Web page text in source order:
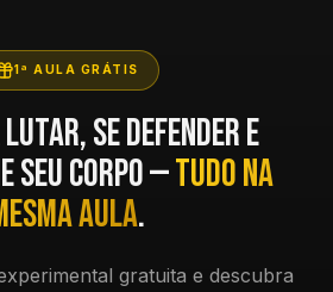
1ª AULA GRÁTIS
lutar, se defender e
seu corpo —tudo na
aula.
gratuita e descubra